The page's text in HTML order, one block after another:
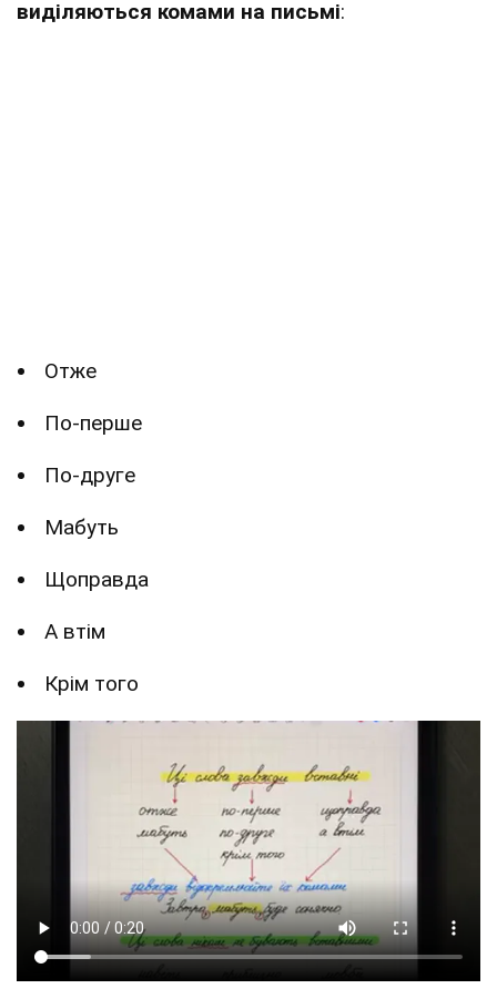
виділяються комами на письмі:
Отже
По-перше
По-друге
Мабуть
Щоправда
А втім
Крім того